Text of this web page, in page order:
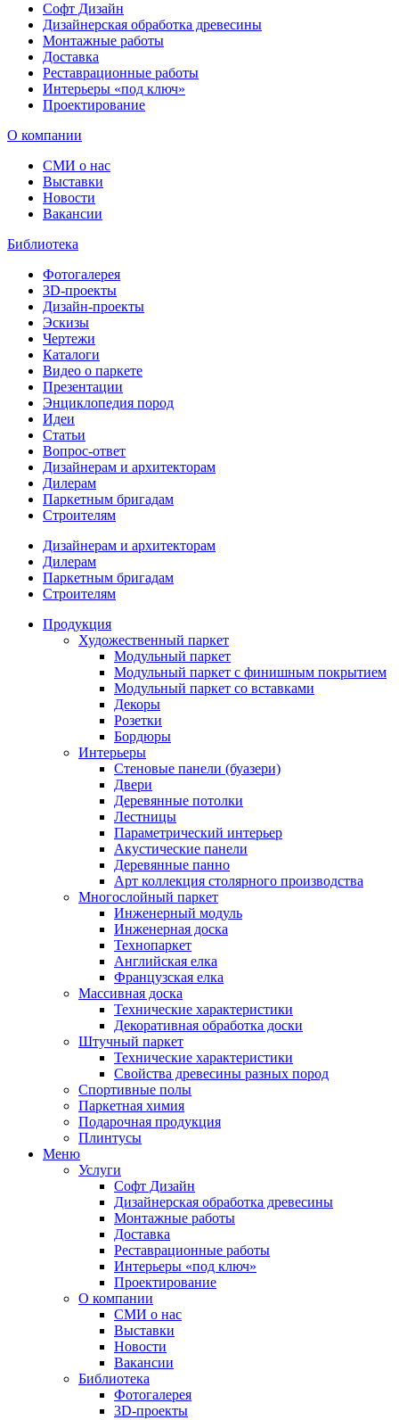
Софт Дизайн
Дизайнерская обработка древесины
Монтажные работы
Доставка
Реставрационные работы
Интерьеры «под ключ»
Проектирование
О компании
СМИ о нас
Выставки
Новости
Вакансии
Библиотека
Фотогалерея
3D-проекты
Дизайн-проекты
Эскизы
Чертежи
Каталоги
Видео о паркете
Презентации
Энциклопедия пород
Идеи
Статьи
Вопрос-ответ
Дизайнерам и архитекторам
Дилерам
Паркетным бригадам
Строителям
Дизайнерам и архитекторам
Дилерам
Паркетным бригадам
Строителям
Продукция
Художественный паркет
Модульный паркет
Модульный паркет с финишным покрытием
Модульный паркет со вставками
Декоры
Розетки
Бордюры
Интерьеры
Стеновые панели (буазери)
Двери
Деревянные потолки
Лестницы
Параметрический интерьер
Акустические панели
Деревянные панно
Арт коллекция столярного производства
Многослойный паркет
Инженерный модуль
Инженерная доска
Технопаркет
Английская елка
Французская елка
Массивная доска
Технические характеристики
Декоративная обработка доски
Штучный паркет
Технические характеристики
Свойства древесины разных пород
Спортивные полы
Паркетная химия
Подарочная продукция
Плинтусы
Меню
Услуги
Софт Дизайн
Дизайнерская обработка древесины
Монтажные работы
Доставка
Реставрационные работы
Интерьеры «под ключ»
Проектирование
О компании
СМИ о нас
Выставки
Новости
Вакансии
Библиотека
Фотогалерея
3D-проекты